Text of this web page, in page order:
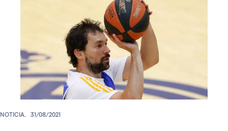
NOTICIA. 31/08/2021